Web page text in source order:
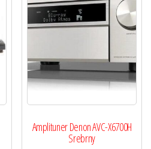
Amplituner Denon AVC-X6700H
Srebrny